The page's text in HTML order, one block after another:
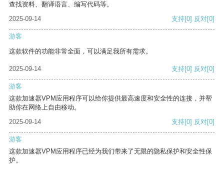
查找资料、翻译语言、编写代码等。
2025-09-14
支持[0] 反对[0]
游客
这款软件的功能非常全面，可以满足我所有需求。
2025-09-14 支持[0] 反对[0]
游客
这款加速器VPM应用程序可以给你提供最高速度和安全性的连接，并帮
助你在网络上自由移动。
2025-09-14
支持[0] 反对[0]
游客
这款加速器VPM应用程序已经为我们带来了无限的隐私保护和安全性保
护。